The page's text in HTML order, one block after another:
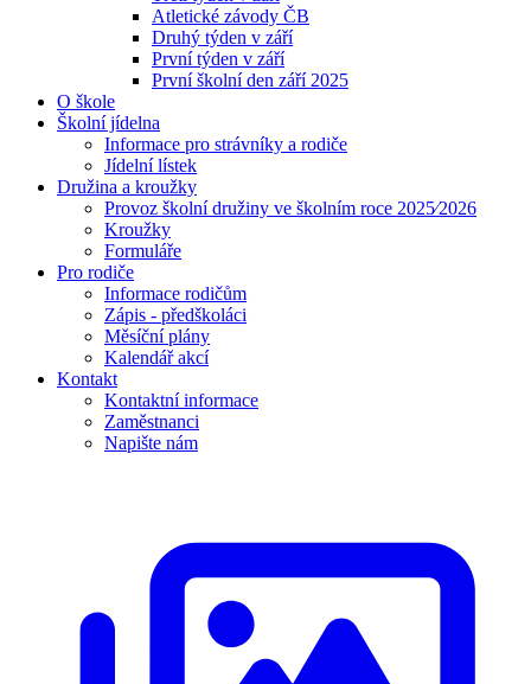
Atletické závody ČB
Druhý týden v září
První týden v září
První školní den září 2025
O škole
Školní jídelna
Informace pro strávníky a rodiče
Jídelní lístek
Družina a kroužky
Provoz školní družiny ve školním roce 2025⁄2026
Kroužky
Formuláře
Pro rodiče
Informace rodičům
Zápis - předškoláci
Měsíční plány
Kalendář akcí
Kontakt
Kontaktní informace
Zaměstnanci
Napište nám